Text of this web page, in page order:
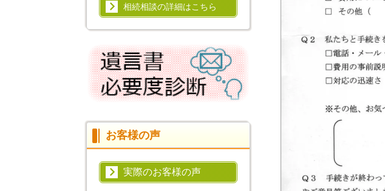
相続相談の詳細はこちら
お客様の声
実際のお客様の声